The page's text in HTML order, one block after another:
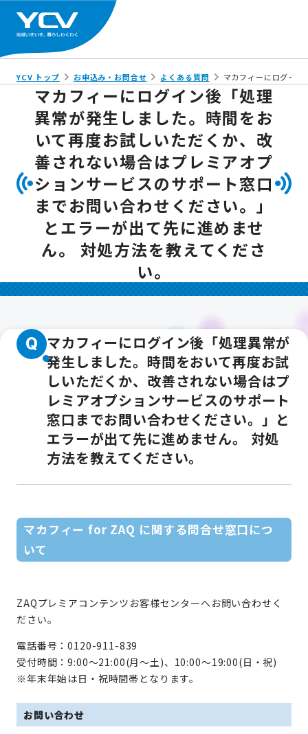
YCV トップ お申込み・お問合せ よくある質問 マカフィーにログイ
マカフィーにログイン後「処理
異常が発生しました。時間をお
いて再度お試しいただくか、改
善されない場合はプレミアオプ
ションサービスのサポート窓口
までお問い合わせください。」
とエラーが出て先に進めませ
ん。 対処方法を教えてくださ
い。
Q マカフィーにログイン後「処理異常が
発生しました。時間をおいて再度お試
しいただくか、改善されない場合はプ
レミアオプションサービスのサポート
窓口までお問い合わせください。」と
エラーが出て先に進めません。 対処
方法を教えてください。
マカフィー for ZAQ に関する問合せ窓口につ
いて
ZAQプレミアコンテンツお客様センターへお問い合わせく
ださい。
電話番号：0120-911-839
受付時間：9:00～21:00(月～土)、10:00～19:00(日・祝)
※年末年始は日・祝時間帯となります。
お問い合わせ